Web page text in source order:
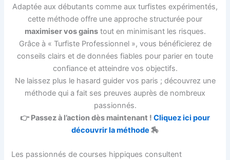
Adaptée aux débutants comme aux turfistes expérimentés,
cette méthode offre une approche structurée pour
maximiser vos gainstout en minimisant les risques.
Grâce à « Turfiste Professionnel », vous bénéficierez de
conseils clairs et de données fiables pour parier en toute
confiance et atteindre vos objectifs.
Ne laissez plus le hasard guider vos paris ; découvrez une
méthode qui a fait ses preuves auprès de nombreux
passionnés.
👉 Passez à l’action dès maintenant ! Cliquez ici pour
découvrir la méthode 🏇
Les passionnés de courses hippiques consultent